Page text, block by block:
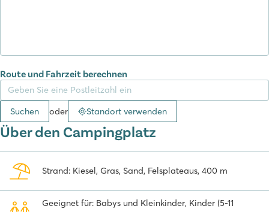
sitzen? Dann buchen Sie IhreUnterkunft in Roanjetzt online!
Route und Fahrzeit berechnen
Suchen oder Standort verwenden
Über den Campingplatz
Strand: Kiesel, Gras, Sand, Felsplateaus, 400 m
Geeignet für: Babys und Kleinkinder, Kinder (5-11